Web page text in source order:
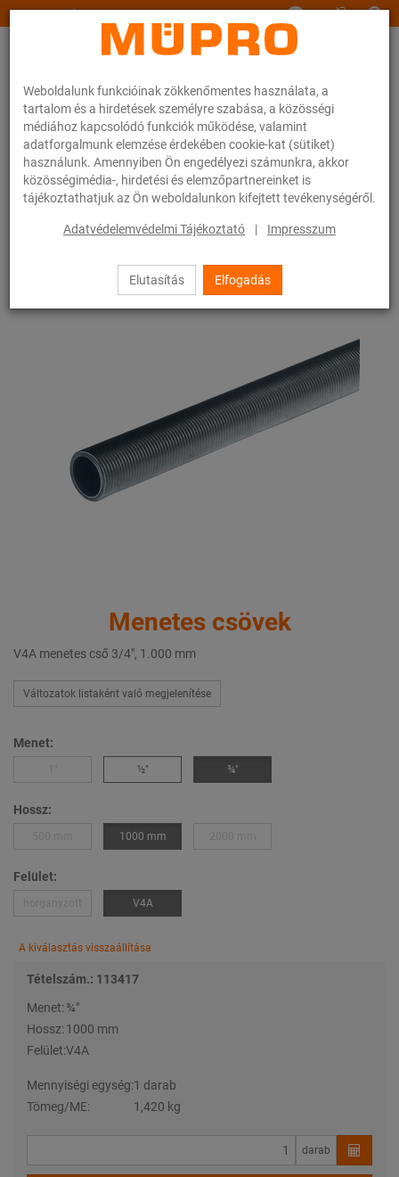
Weboldalunk funkcióinak zökkenőmentes használata, a
tartalom és a hirdetések személyre szabása, a közösségi
médiához kapcsolódó funkciók működése, valamint
adatforgalmunk elemzése érdekében cookie-kat (sütiket)
használunk. Amennyiben Ön engedélyezi számunkra, akkor
közösségimédia-, hirdetési és elemzőpartnereinket is
tájékoztathatjuk az Ön weboldalunkon kifejtett tevékenységéről.
Adatvédelemvédelmi Tájékoztató | Impresszum
Elutasítás Elfogadás
www.muepro.hu
Webáruhàz Rögzítéstechnika Szerelési anyagok Menetes csövek
20 / 83
Menetes csövek
V4A menetes cső 3/4", 1.000 mm
Változatok listaként való megjelenítése
Menet:
½″ ¾″
Hossz:
1000 mm
Felület:
V4A
A kiválasztás visszaállítása
Tételszám.: 113417
Menet: ¾″
Hossz: 1000 mm
Felület:V4A
Mennyiségi egység:1 darab
Tömeg/ME:
1,420 kg
darab